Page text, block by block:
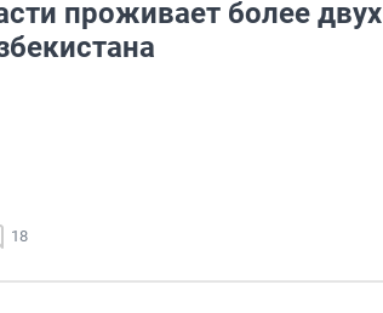
проживает более двух
18